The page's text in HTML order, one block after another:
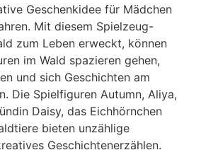
Geschenkidee für Mädchen
Mit diesem Spielzeug-
zum Leben erweckt, können
im Wald spazieren gehen,
und sich Geschichten am
Die Spielfiguren Autumn, Aliya,
Daisy, das Eichhörnchen
bieten unzählige
Geschichtenerzählen.